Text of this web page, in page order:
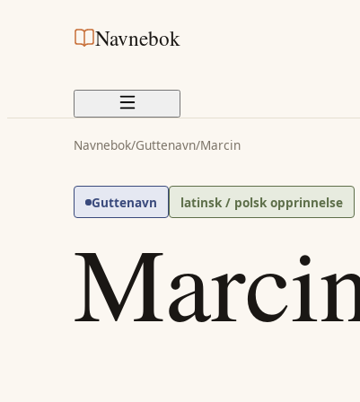
Navnebok
Navnebok/Guttenavn/Marcin
Guttenavn latinsk / polsk opprinnelse